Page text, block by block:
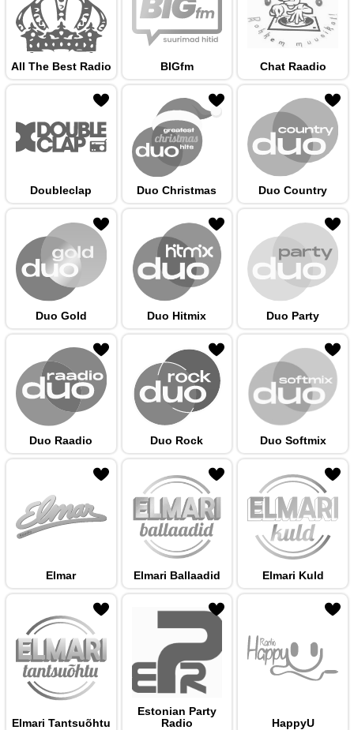
All The Best Radio BIGfm Chat Raadio
Doubleclap Duo Christmas Duo Country
Duo Gold Duo Hitmix Duo Party
Duo Raadio Duo Rock Duo Softmix
Elmar Elmari Ballaadid Elmari Kuld
Elmari Tantsuõhtu
Estonian Party
Radio
HappyU